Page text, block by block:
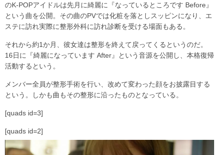
のK-POPアイドルは先月に綺麗に『なっているところです Before』
という曲を公開。その曲のPVでは化粧を落としスッピンになり、エ
ステに訪れ実際に整形外科に訪れ診断を受ける場面もある。
それから約1か月、彼女達は整形を終えて戻ってくるというのだ。
16日に『綺麗になっています After』という音源を公開し、本格復帰
活動するという。
メンバー全員が整形手術を行い、改めて変わった顔をお披露目する
という。しかも曲もその整形に沿ったものとなっている。
[quads id=3]
[quads id=2]